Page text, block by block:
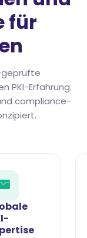
für
geprüfte
PKI-Erfahrung.
compliance-